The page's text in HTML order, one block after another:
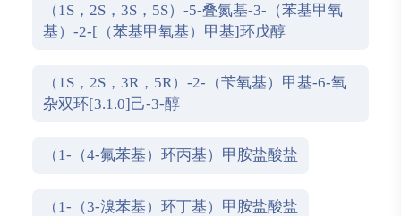
（1S，2S，3S，5S）-5-叠氮基-3-（苯基甲氧
基）-2-[（苯基甲氧基）甲基]环戊醇
（1S，2S，3R，5R）-2-（苄氧基）甲基-6-氧
杂双环[3.1.0]己-3-醇
（1-（4-氟苯基）环丙基）甲胺盐酸盐
（1-（3-溴苯基）环丁基）甲胺盐酸盐